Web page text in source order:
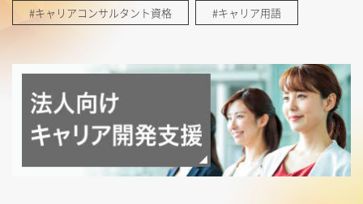
#キャリアコンサルタント資格 #キャリア用語